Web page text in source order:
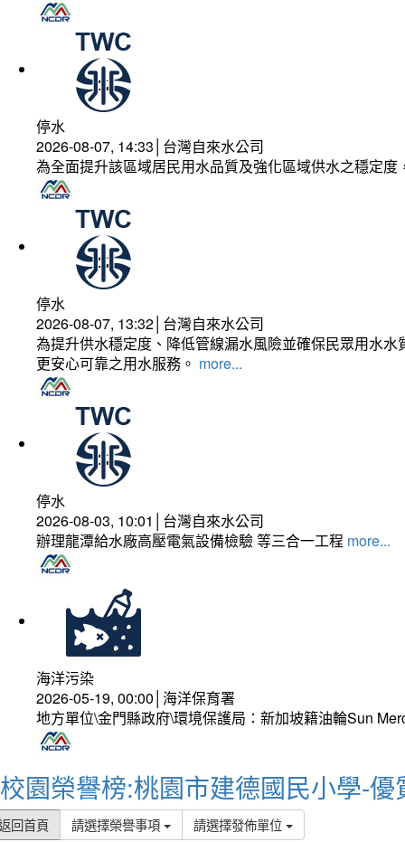
停水
2026-08-07, 14:33│台灣自來水公司
為全面提升該區域居民用水品質及強化區域供水之穩定
停水
2026-08-07, 13:32│台灣自來水公司
為提升供水穩定度、降低管線漏水風險並確保民眾用水
更安心可靠之用水服務。 more...
停水
2026-08-03, 10:01│台灣自來水公司
辦理龍潭給水廠高壓電氣設備檢驗 等三合一工程 more...
海洋污染
2026-05-19, 00:00│海洋保育署
地方單位\金門縣政府\環境保護局：新加坡籍油輪Sun
校園榮譽榜:桃園市建德國民小學-優
回首頁 請選擇榮譽事項 請選擇發佈單位